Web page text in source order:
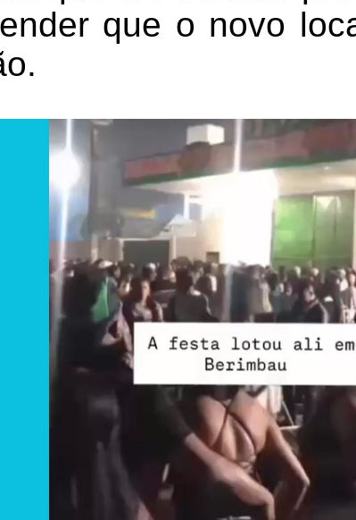
que o novo